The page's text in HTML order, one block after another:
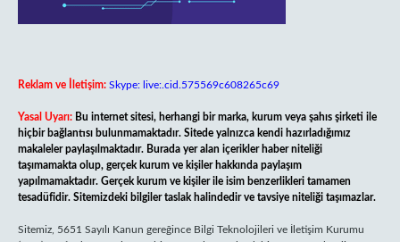
Reklam ve İletişim: Skype: live:.cid.575569c608265c69
Yasal Uyarı: Bu internet sitesi, herhangi bir marka, kurum veya şahıs şirketi ile
hiçbir bağlantısı bulunmamaktadır. Sitede yalnızca kendi hazırladığımız
makaleler paylaşılmaktadır. Burada yer alan içerikler haber niteliği
taşımamakta olup, gerçek kurum ve kişiler hakkında paylaşım
yapılmamaktadır. Gerçek kurum ve kişiler ile isim benzerlikleri tamamen
tesadüfidir. Sitemizdeki bilgiler taslak halindedir ve tavsiye niteliği taşımazlar.
Sitemiz, 5651 Sayılı Kanun gereğince Bilgi Teknolojileri ve İletişim Kurumu